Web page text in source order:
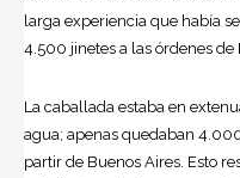
larga experiencia que había
4.500 jinetes a las órdenes de
La caballada estaba en
agua; apenas quedaban
partir de Buenos Aires. Esto